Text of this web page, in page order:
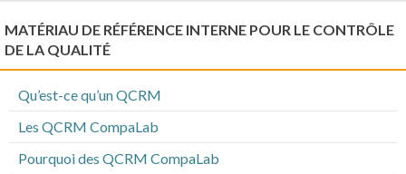
MATÉRIAU DE RÉFÉRENCE INTERNE POUR LE CONTRÔLE
DE LA QUALITÉ
Qu’est-ce qu’un QCRM
Les QCRM CompaLab
Pourquoi des QCRM CompaLab